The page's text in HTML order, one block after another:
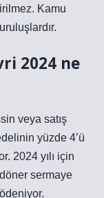
Kamu
2024 ne
veya satış
yüzde 4’ü
2024 yılı için
sermaye